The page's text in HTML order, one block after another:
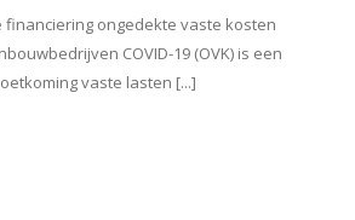
financiering ongedekte vaste kosten
COVID-19 (OVK) is een
vaste lasten [...]